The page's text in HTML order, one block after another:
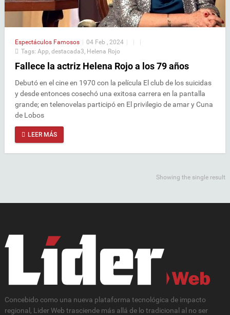
Espectáculos Famosos | 04 Feb , 2024 | |
|
Tags: App destacada3 Helena Rojo
Fallece la actriz Helena Rojo a los 79 años
Debutó en el cine en 1970 con la película El club de los suicidas
y desde entonces cosechó una exitosa carrera en la pantalla
grande; en telenovelas participó en El privilegio de amar y Cuna
de Lobos
LEER MÁS
Showing the single result
Concebido como una nueva plataforma tecnológica de impacto
regional, Lider Web trasciende más allá de lo tradicional al no ser